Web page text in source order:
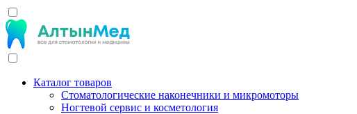
Каталог товаров
Стоматологические наконечники и микромоторы
Ногтевой сервис и косметология